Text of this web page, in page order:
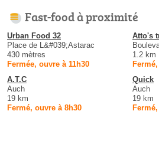
Fast-food à proximité
Urban Food 32
Place de L&#039;Astarac
430 mètres
Fermée, ouvre à 11h30
Atto's
1.2 km
A.T.C
Auch
19 km
Fermé, ouvre à 8h30
Quick
Auch
19 km